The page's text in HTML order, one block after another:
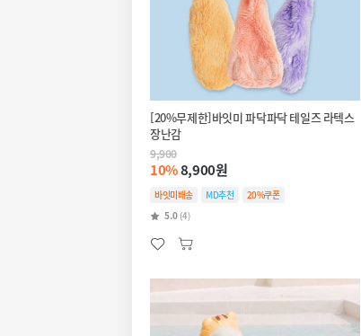
[20%무제한]바잇미 파닥파닥 테일즈 라텍스
장난감
9,900
10%8,900원
바잇미배송 MD추천
20%쿠폰
5.0 (4)